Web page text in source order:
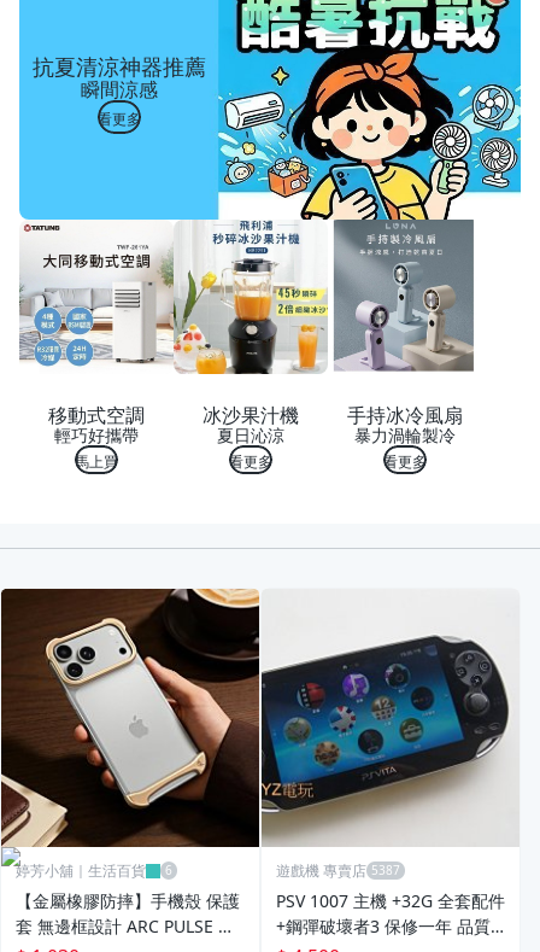
抗夏清涼神器推薦
瞬間涼感
看更多
移動式空調
輕巧好攜帶
馬上買
冰沙果汁機
夏日沁涼
看更多
手持冰冷風扇
暴力渦輪製冷
看更多
婷芳小舖｜生活百貨
【金屬橡膠防摔】手機殼 保護
套 無邊框設計 ARC PULSE 金
遊戲機 專賣店
PSV 1007 主機 +32G 全套配件
+鋼彈破壞者3 保修一年 品質